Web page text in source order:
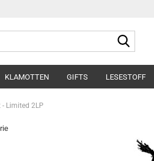
KLAMOTTEN GIFTS LESESTOFF
Limited 2LP